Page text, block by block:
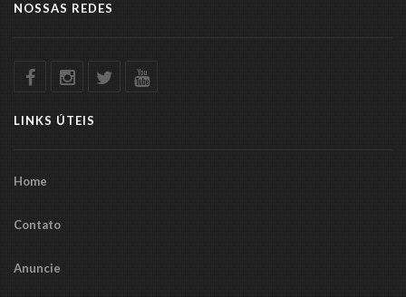
NOSSAS REDES
LINKS ÚTEIS
Home
Contato
Anuncie